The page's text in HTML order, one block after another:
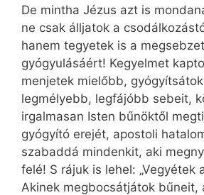
De mintha Jézus azt is
ne csak álljatok a
hanem tegyetek is a
gyógyulásáért! Kegyelmet
menjetek mielőbb,
legmélyebb, legfájóbb sebeit,
irgalmasan Isten bűnöktől
gyógyító erejét, apostoli
szabaddá mindenkit, aki
felé! S rájuk is lehel: „Vegyétek
Akinek megbocsátjátok bűneit,